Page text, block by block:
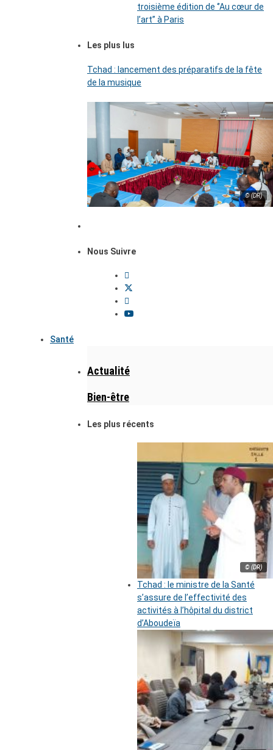
troisième édition de ‘’Au cœur de
l’art’’ à Paris
Les plus lus
Tchad : lancement des préparatifs de la fête
de la musique
© (DR)
Nous Suivre
Santé
Actualité
Bien-être
Les plus récents
© (DR)
Tchad : le ministre de la Santé
s’assure de l’effectivité des
activités à l’hôpital du district
d’Aboudeïa